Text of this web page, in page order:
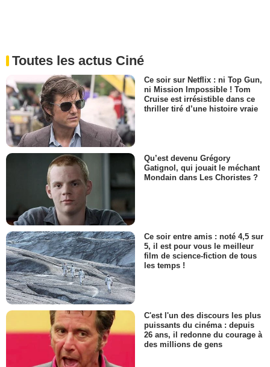
Toutes les actus Ciné
Ce soir sur Netflix : ni Top Gun,
ni Mission Impossible ! Tom
Cruise est irrésistible dans ce
thriller tiré d’une histoire vraie
Qu’est devenu Grégory
Gatignol, qui jouait le méchant
Mondain dans Les Choristes ?
Ce soir entre amis : noté 4,5 sur
5, il est pour vous le meilleur
film de science-fiction de tous
les temps !
C'est l'un des discours les plus
puissants du cinéma : depuis
26 ans, il redonne du courage à
des millions de gens